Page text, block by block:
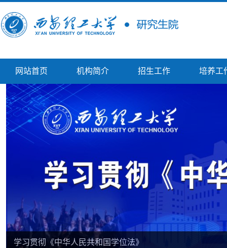
网站首页 机构简介 招生工作 培养工
学习贯彻《中华人民共和国学位法》